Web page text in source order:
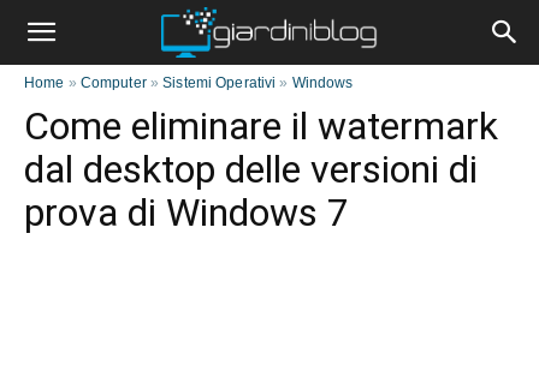
Home » Computer»Sistemi Operativi » Windows
Come eliminare il watermark
dal desktop delle versioni di
prova di Windows 7